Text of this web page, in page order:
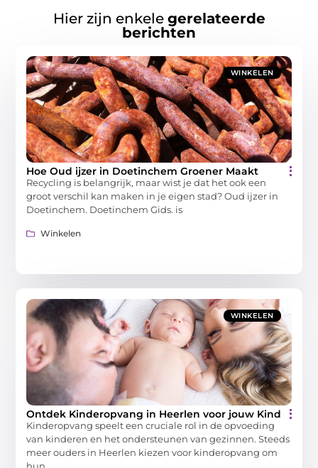
Hier zijn enkele gerelateerde
berichten
WINKELEN
Hoe Oud ijzer in Doetinchem Groener Maakt
Recycling is belangrijk, maar wist je dat het ook een
groot verschil kan maken in je eigen stad? Oud ijzer in
Doetinchem. Doetinchem Gids. is
Winkelen
WINKELEN
Ontdek Kinderopvang in Heerlen voor jouw Kind
Kinderopvang speelt een cruciale rol in de opvoeding
van kinderen en het ondersteunen van gezinnen. Steeds
meer ouders in Heerlen kiezen voor kinderopvang om
hun